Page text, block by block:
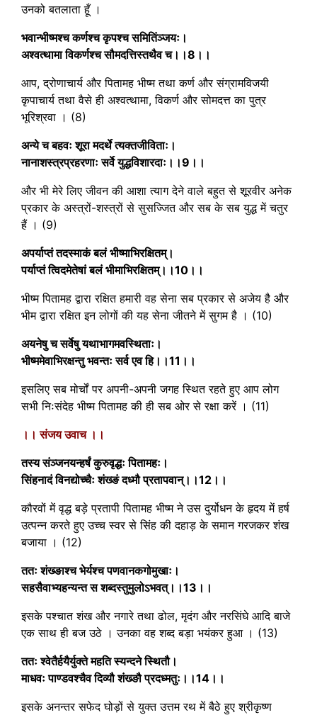
उनको बतलाता हूँ ।
भवान्भीष्मश्च कर्णश्च कृपश्च समितिंञ्जयः।
अश्वत्थामा विकर्णश्च सौमदत्तिस्तथैव च।।8।।
आप, द्रोणाचार्य और पितामह भीष्म तथा कर्ण और संग्रामविजयी
कृपाचार्य तथा वैसे ही अश्वत्थामा, विकर्ण और सोमदत्त का पुत्र
भूरिश्रवा । (8)
अन्ये च बहवः शूरा मदर्थे त्यक्तजीविताः।
नानाशस्त्रप्रहरणाः सर्वे युद्धविशारदाः।।9।।
और भी मेरे लिए जीवन की आशा त्याग देने वाले बहुत से शूरवीर अनेक
प्रकार के अस्त्रों-शस्त्रों से सुसज्जित और सब के सब युद्ध में चतुर
हैं । (9)
अपर्याप्तं तदस्माकं बलं भीष्माभिरक्षितम्।
पर्याप्तं त्विदमेतेषां बलं भीमाभिरक्षितम्।।10।।
भीष्म पितामह द्वारा रक्षित हमारी वह सेना सब प्रकार से अजेय है और
भीम द्वारा रक्षित इन लोगों की यह सेना जीतने में सुगम है । (10)
अयनेषु च सर्वेषु यथाभागमवस्थिताः।
भीष्ममेवाभिरक्षन्तु भवन्तः सर्व एव हि।।11।।
इसलिए सब मोर्चों पर अपनी-अपनी जगह स्थित रहते हुए आप लोग
सभी निःसंदेह भीष्म पितामह की ही सब ओर से रक्षा करें । (11)
।। संजय उवाच ।।
तस्य संञ्जनयन्हर्षं कुरुवृद्धः पितामहः।
सिंहनादं विनद्योच्चैः शंख्ङं दध्मौ प्रतापवान्।।12।।
कौरवों में वृद्ध बड़े प्रतापी पितामह भीष्म ने उस दुर्योधन के हृदय में हर्ष
उत्पन्न करते हुए उच्च स्वर से सिंह की दहाड़ के समान गरजकर शंख
बजाया । (12)
ततः शंख्ङाश्च भेर्यश्च पणवानकगोमुखाः।
सहसैवाभ्यहन्यन्त स शब्दस्तुमुलोऽभवत्।।13।।
इसके पश्चात शंख और नगारे तथा ढोल, मृदंग और नरसिंघे आदि बाजे
एक साथ ही बज उठे । उनका वह शब्द बड़ा भयंकर हुआ । (13)
ततः श्वेतैर्हयैर्युक्ते महति स्यन्दने स्थितौ।
माधवः पाण्डवश्चैव दिव्यौ शंख्ङौ प्रदध्मतुः।।14।।
इसके अनन्तर सफेद घोड़ों से युक्त उत्तम रथ में बैठे हुए श्रीकृष्ण